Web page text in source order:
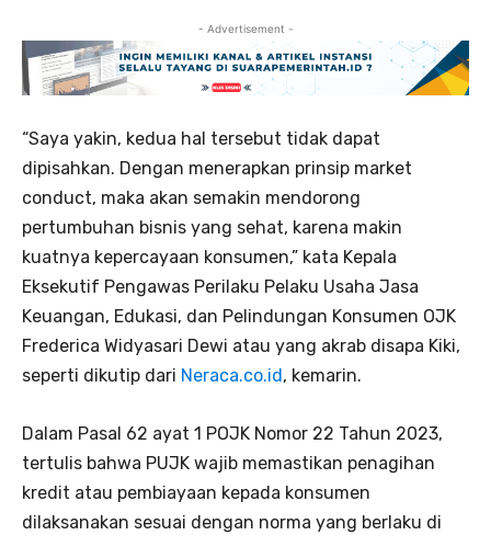
- Advertisement -
“Saya yakin, kedua hal tersebut tidak dapat
dipisahkan. Dengan menerapkan prinsip market
conduct, maka akan semakin mendorong
pertumbuhan bisnis yang sehat, karena makin
kuatnya kepercayaan konsumen,” kata Kepala
Eksekutif Pengawas Perilaku Pelaku Usaha Jasa
Keuangan, Edukasi, dan Pelindungan Konsumen OJK
Frederica Widyasari Dewi atau yang akrab disapa Kiki,
seperti dikutip dari Neraca.co.id , kemarin.
Dalam Pasal 62 ayat 1 POJK Nomor 22 Tahun 2023,
tertulis bahwa PUJK wajib memastikan penagihan
kredit atau pembiayaan kepada konsumen
dilaksanakan sesuai dengan norma yang berlaku di